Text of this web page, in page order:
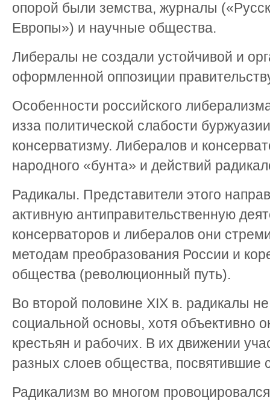
опорой были земства, журналы
Европы») и научные общества.
Либералы не создали устойчивой и
оформленной оппозиции
Особенности российского
изза политической слабости
консерватизму. Либералов и
народного «бунта» и действий
Радикалы. Представители этого
активную антиправительственную
консерваторов и либералов они
методам преобразования России и
общества (революционный путь).
Во второй половине XIX в. радикалы
социальной основы, хотя объективно
крестьян и рабочих. В их движении
разных слоев общества, посвятившие
Радикализм во многом